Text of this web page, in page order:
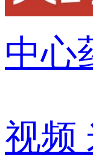
中心
视频